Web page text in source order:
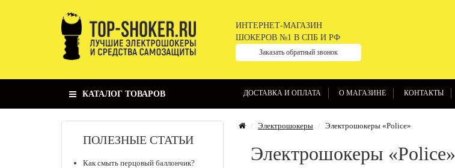
ИНТЕРНЕТ-МАГАЗИН
ШОКЕРОВ №1 В СПБ И РФ
Заказать обратный звонок
КАТАЛОГ ТОВАРОВ ДОСТАВКА И ОПЛАТА О МАГАЗИНЕ КОНТАКТЫ
ПОЛЕЗНЫЕ СТАТЬИ
Как смыть перцовый баллончик?
Электрошокеры Электрошокеры «Police»
Электрошокеры «Police»